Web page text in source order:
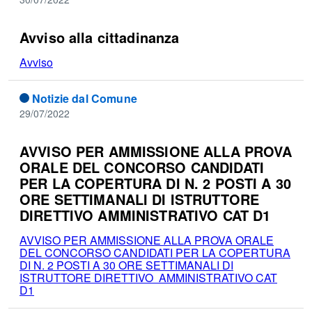
Avviso alla cittadinanza
Avviso
Notizie dal Comune
29/07/2022
AVVISO PER AMMISSIONE ALLA PROVA
ORALE DEL CONCORSO CANDIDATI
PER LA COPERTURA DI N. 2 POSTI A 30
ORE SETTIMANALI DI ISTRUTTORE
DIRETTIVO AMMINISTRATIVO CAT D1
AVVISO PER AMMISSIONE ALLA PROVA ORALE
DEL CONCORSO CANDIDATI PER LA COPERTURA
DI N. 2 POSTI A 30 ORE SETTIMANALI DI
ISTRUTTORE DIRETTIVO AMMINISTRATIVO CAT
D1